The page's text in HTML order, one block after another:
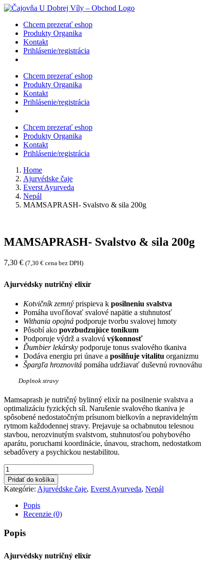
Skip
contentChcem prezerať eshop
Produkty Organika
Kontakt
Prihlásenie/registrácia
Chcem prezerať eshop
Produkty Organika
Kontakt
Prihlásenie/registrácia
Chcem prezerať eshop
Produkty Organika
Kontakt
Prihlásenie/registrácia
Home
Ajurvédske čaje
Everst Ayurveda
Nepál
MAMSAPRASH- Svalstvo & sila 200g
MAMSAPRASH- Svalstvo & sila 200g
7,30 € (7,30 € cena bez DPH)
Ajurvédsky nutričný elixír
Kotvičník zemný prispieva k posilneniu svalstva
Pomáha uvoľňovať svalové napätie a stuhnutosť
Withania opojná podporuje tvorbu svalovej hmoty
Pôsobí ako povzbudzujúce tonikum
Podporuje výdrž a svalovú výkonnosť
Ďumbier lekársky podporuje tonus svalového tkaniva
Dodáva energiu pri únave a posilňuje vitalitu organizmu
Špargľa hroznovitá pomáha udržiavať duševnú rovnováhu
Doplnok stravy
Mamsaprash je nutričný bylinný elixír na posilnenie svalstva a
optimalizáciu fyzických síl. Narušenie svalového tkaniva je
spôsobené nedostatočným prísunom bielkovín a nepravidelným
rytmom každodennej stravy. Prejavuje sa ochabnutou telesnou
stavbou, nerozvinutým svalstvom, stuhnutosťou pohybového
aparátu, poruchami koordinácie, únavou, strachom, nedostatkom
sebadôvery a psychickou nestabilitou.
množstvo
MAMSAPRASH-
Svalstvo
&
200g
Pridať do košíka
Kategórie: Ajurvédske čaje, Everst Ayurveda, Nepál
Popis
Recenzie (0)
Popis
Ajurvédsky nutričný elixír